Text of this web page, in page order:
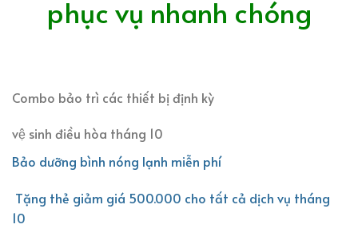
phục vụ nhanh chóng
Combo bảo trì các thiết bị định kỳ
vệ sinh điều hòa tháng 10
Bảo dưỡng bình nóng lạnh miễn phí
Tặng thẻ giảm giá 500.000 cho tất cả dịch vụ tháng
10